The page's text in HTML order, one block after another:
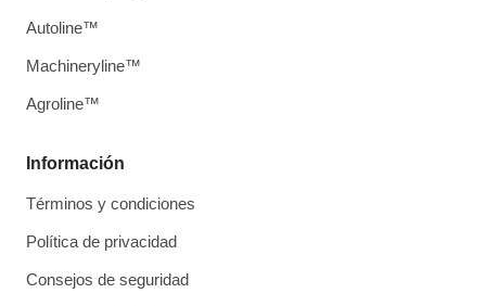
Información
Términos y condiciones
Política de privacidad
Consejos de seguridad
Autoline™
Machineryline™
Agroline™